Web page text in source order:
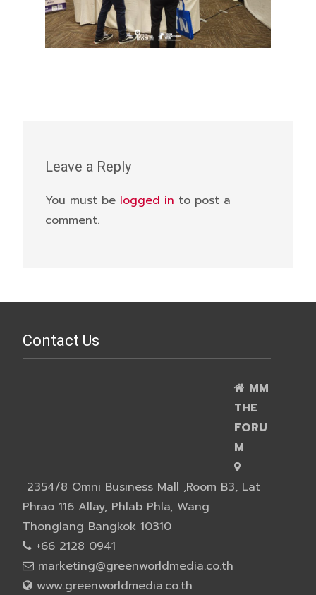
Leave a Reply
You must be logged in to post a
comment.
Contact Us
MM
THE
FORU
M
2354/8 Omni Business Mall ,Room B3, Lat
Phrao 116 Allay, Phlab Phla, Wang
Thonglang Bangkok 10310
+66 2128 0941
marketing@greenworldmedia.co.th
www.greenworldmedia.co.th